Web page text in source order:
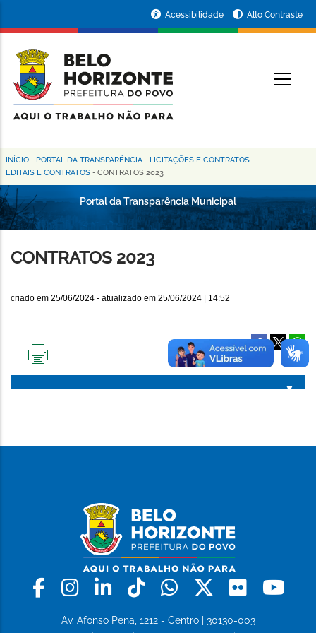
conteúdo
principal
da
Prefeitura
de
Horizonte
Acessibilidade Alto Contraste
Trilha
de
navegação
INÍCIO - PORTAL DA TRANSPARÊNCIA - LICITAÇÕES E CONTRATOS -
EDITAIS E CONTRATOS - CONTRATOS 2023
Portal da Transparência Municipal
CONTRATOS 2023
criado em 25/06/2024 - atualizado em 25/06/2024 | 14:52
PÁGINA
Facebook
Instagram
LinkedinTiktokWhatsapp
X Flickr
Av. Afonso Pena, 1212 - Centro | 30130-003